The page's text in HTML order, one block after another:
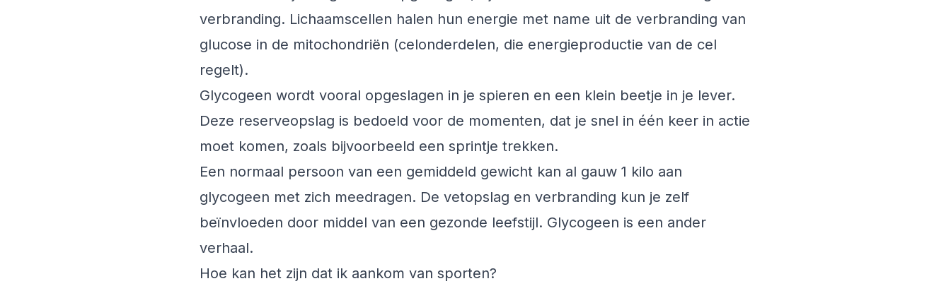
verbranding. Lichaamscellen halen hun energie met name uit de verbranding van
glucose in de mitochondriën (celonderdelen, die energieproductie van de cel
regelt).
Glycogeen wordt vooral opgeslagen in je spieren en een klein beetje in je lever.
Deze reserveopslag is bedoeld voor de momenten, dat je snel in één keer in actie
moet komen, zoals bijvoorbeeld een sprintje trekken.
Een normaal persoon van een gemiddeld gewicht kan al gauw 1 kilo aan
glycogeen met zich meedragen. De vetopslag en verbranding kun je zelf
beïnvloeden door middel van een gezonde leefstijl. Glycogeen is een ander
verhaal.
Hoe kan het zijn dat ik aankom van sporten?